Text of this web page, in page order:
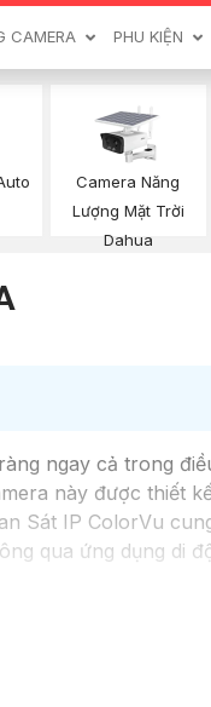
CAMERA PHU KIỆN
Camera Năng
Lượng Mặt Trời
Dahua
ngay cả trong
này được thiết
Sát IP ColorVu
qua ứng dụng di